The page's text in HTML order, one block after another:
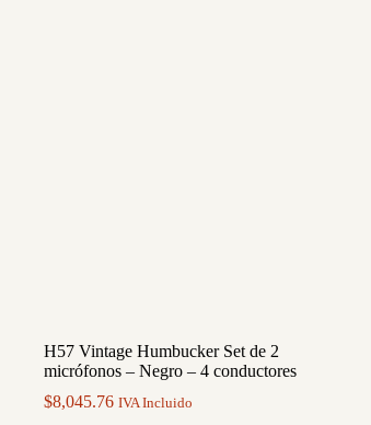
H57 Vintage Humbucker Set de 2
micrófonos – Negro – 4 conductores
$8,045.76 IVA Incluido